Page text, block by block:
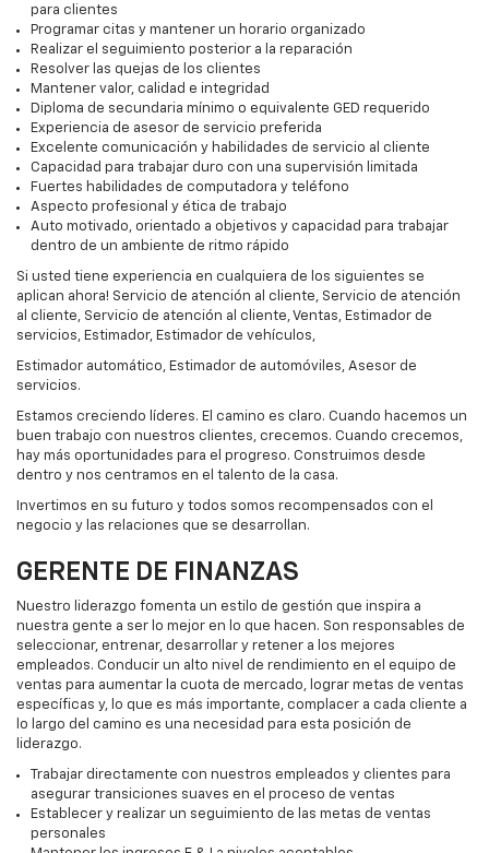
para clientes
Programar citas y mantener un horario organizado
Realizar el seguimiento posterior a la reparación
Resolver las quejas de los clientes
Mantener valor, calidad e integridad
Diploma de secundaria mínimo o equivalente GED requerido
Experiencia de asesor de servicio preferida
Excelente comunicación y habilidades de servicio al cliente
Capacidad para trabajar duro con una supervisión limitada
Fuertes habilidades de computadora y teléfono
Aspecto profesional y ética de trabajo
Auto motivado, orientado a objetivos y capacidad para trabajar
dentro de un ambiente de ritmo rápido
Si usted tiene experiencia en cualquiera de los siguientes se
aplican ahora! Servicio de atención al cliente, Servicio de atención
al cliente, Servicio de atención al cliente, Ventas, Estimador de
servicios, Estimador, Estimador de vehículos,
Estimador automático, Estimador de automóviles, Asesor de
servicios.
Estamos creciendo líderes. El camino es claro. Cuando hacemos un
buen trabajo con nuestros clientes, crecemos. Cuando crecemos,
hay más oportunidades para el progreso. Construimos desde
dentro y nos centramos en el talento de la casa.
Invertimos en su futuro y todos somos recompensados con el
negocio y las relaciones que se desarrollan.
GERENTE DE FINANZAS
Nuestro liderazgo fomenta un estilo de gestión que inspira a
nuestra gente a ser lo mejor en lo que hacen. Son responsables de
seleccionar, entrenar, desarrollar y retener a los mejores
empleados. Conducir un alto nivel de rendimiento en el equipo de
ventas para aumentar la cuota de mercado, lograr metas de ventas
específicas y, lo que es más importante, complacer a cada cliente a
lo largo del camino es una necesidad para esta posición de
liderazgo.
Trabajar directamente con nuestros empleados y clientes para
asegurar transiciones suaves en el proceso de ventas
Establecer y realizar un seguimiento de las metas de ventas
personales